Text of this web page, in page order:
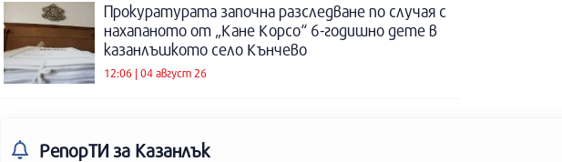
Прокуратурата започна разследване по случая с
нахапаното от „Кане Корсо“ 6-годишно дете в
казанлъшкото село Кънчево
12:06 | 04 август 26
РепорТИ за Казанлък